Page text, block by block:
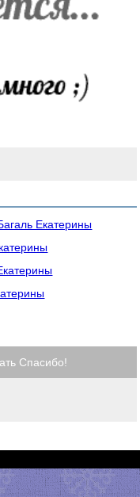
Екатерины
Спасибо!